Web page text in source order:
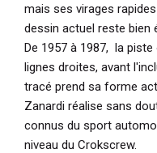
mais ses virages
dessin actuel reste bien
De 1957 à 1987, la
lignes droites, avant
tracé prend sa forme
Zanardi réalise sans
connus du sport
niveau du Crokscrew.